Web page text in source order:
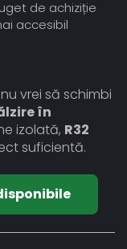
de achiziție
accesibil
vrei să schimbi
în
izolată, R32
suficientă.